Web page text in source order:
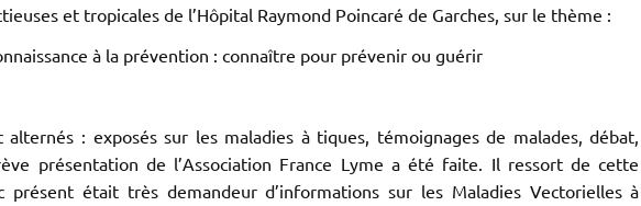
et tropicales de l’Hôpital Raymond Poincaré de Garches, sur le thème :
à la prévention : connaître pour prévenir ou guérir
: exposés sur les maladies à tiques, témoignages de malades, débat,
présentation de l’Association France Lyme a été faite. Il ressort de cette
présent était très demandeur d’informations sur les Maladies Vectorielles à